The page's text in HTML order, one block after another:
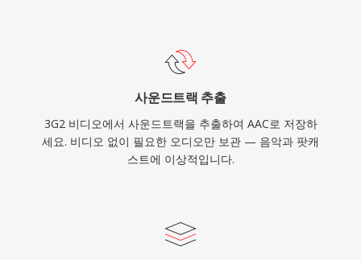
사운드트랙 추출
3G2 비디오에서 사운드트랙을 추출하여 AAC로 저장하
세요. 비디오 없이 필요한 오디오만 보관 — 음악과 팟캐
스트에 이상적입니다.